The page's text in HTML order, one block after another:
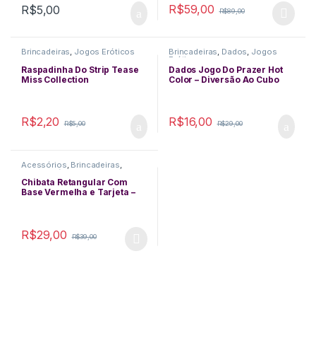
R$5,00 R$59,00 R$89,00
Brincadeiras, Jogos Eróticos
Raspadinha Do Strip Tease
Miss Collection
R$2,20 R$5,00
Brincadeiras, Dados, Jogos
Eróticos
Dados Jogo Do Prazer Hot
Color – Diversão Ao Cubo
R$16,00 R$29,00
Acessórios Brincadeiras
Jogos Eróticos
Chibata Retangular Com
Base Vermelha e Tarjeta –
R$29,00 R$39,00